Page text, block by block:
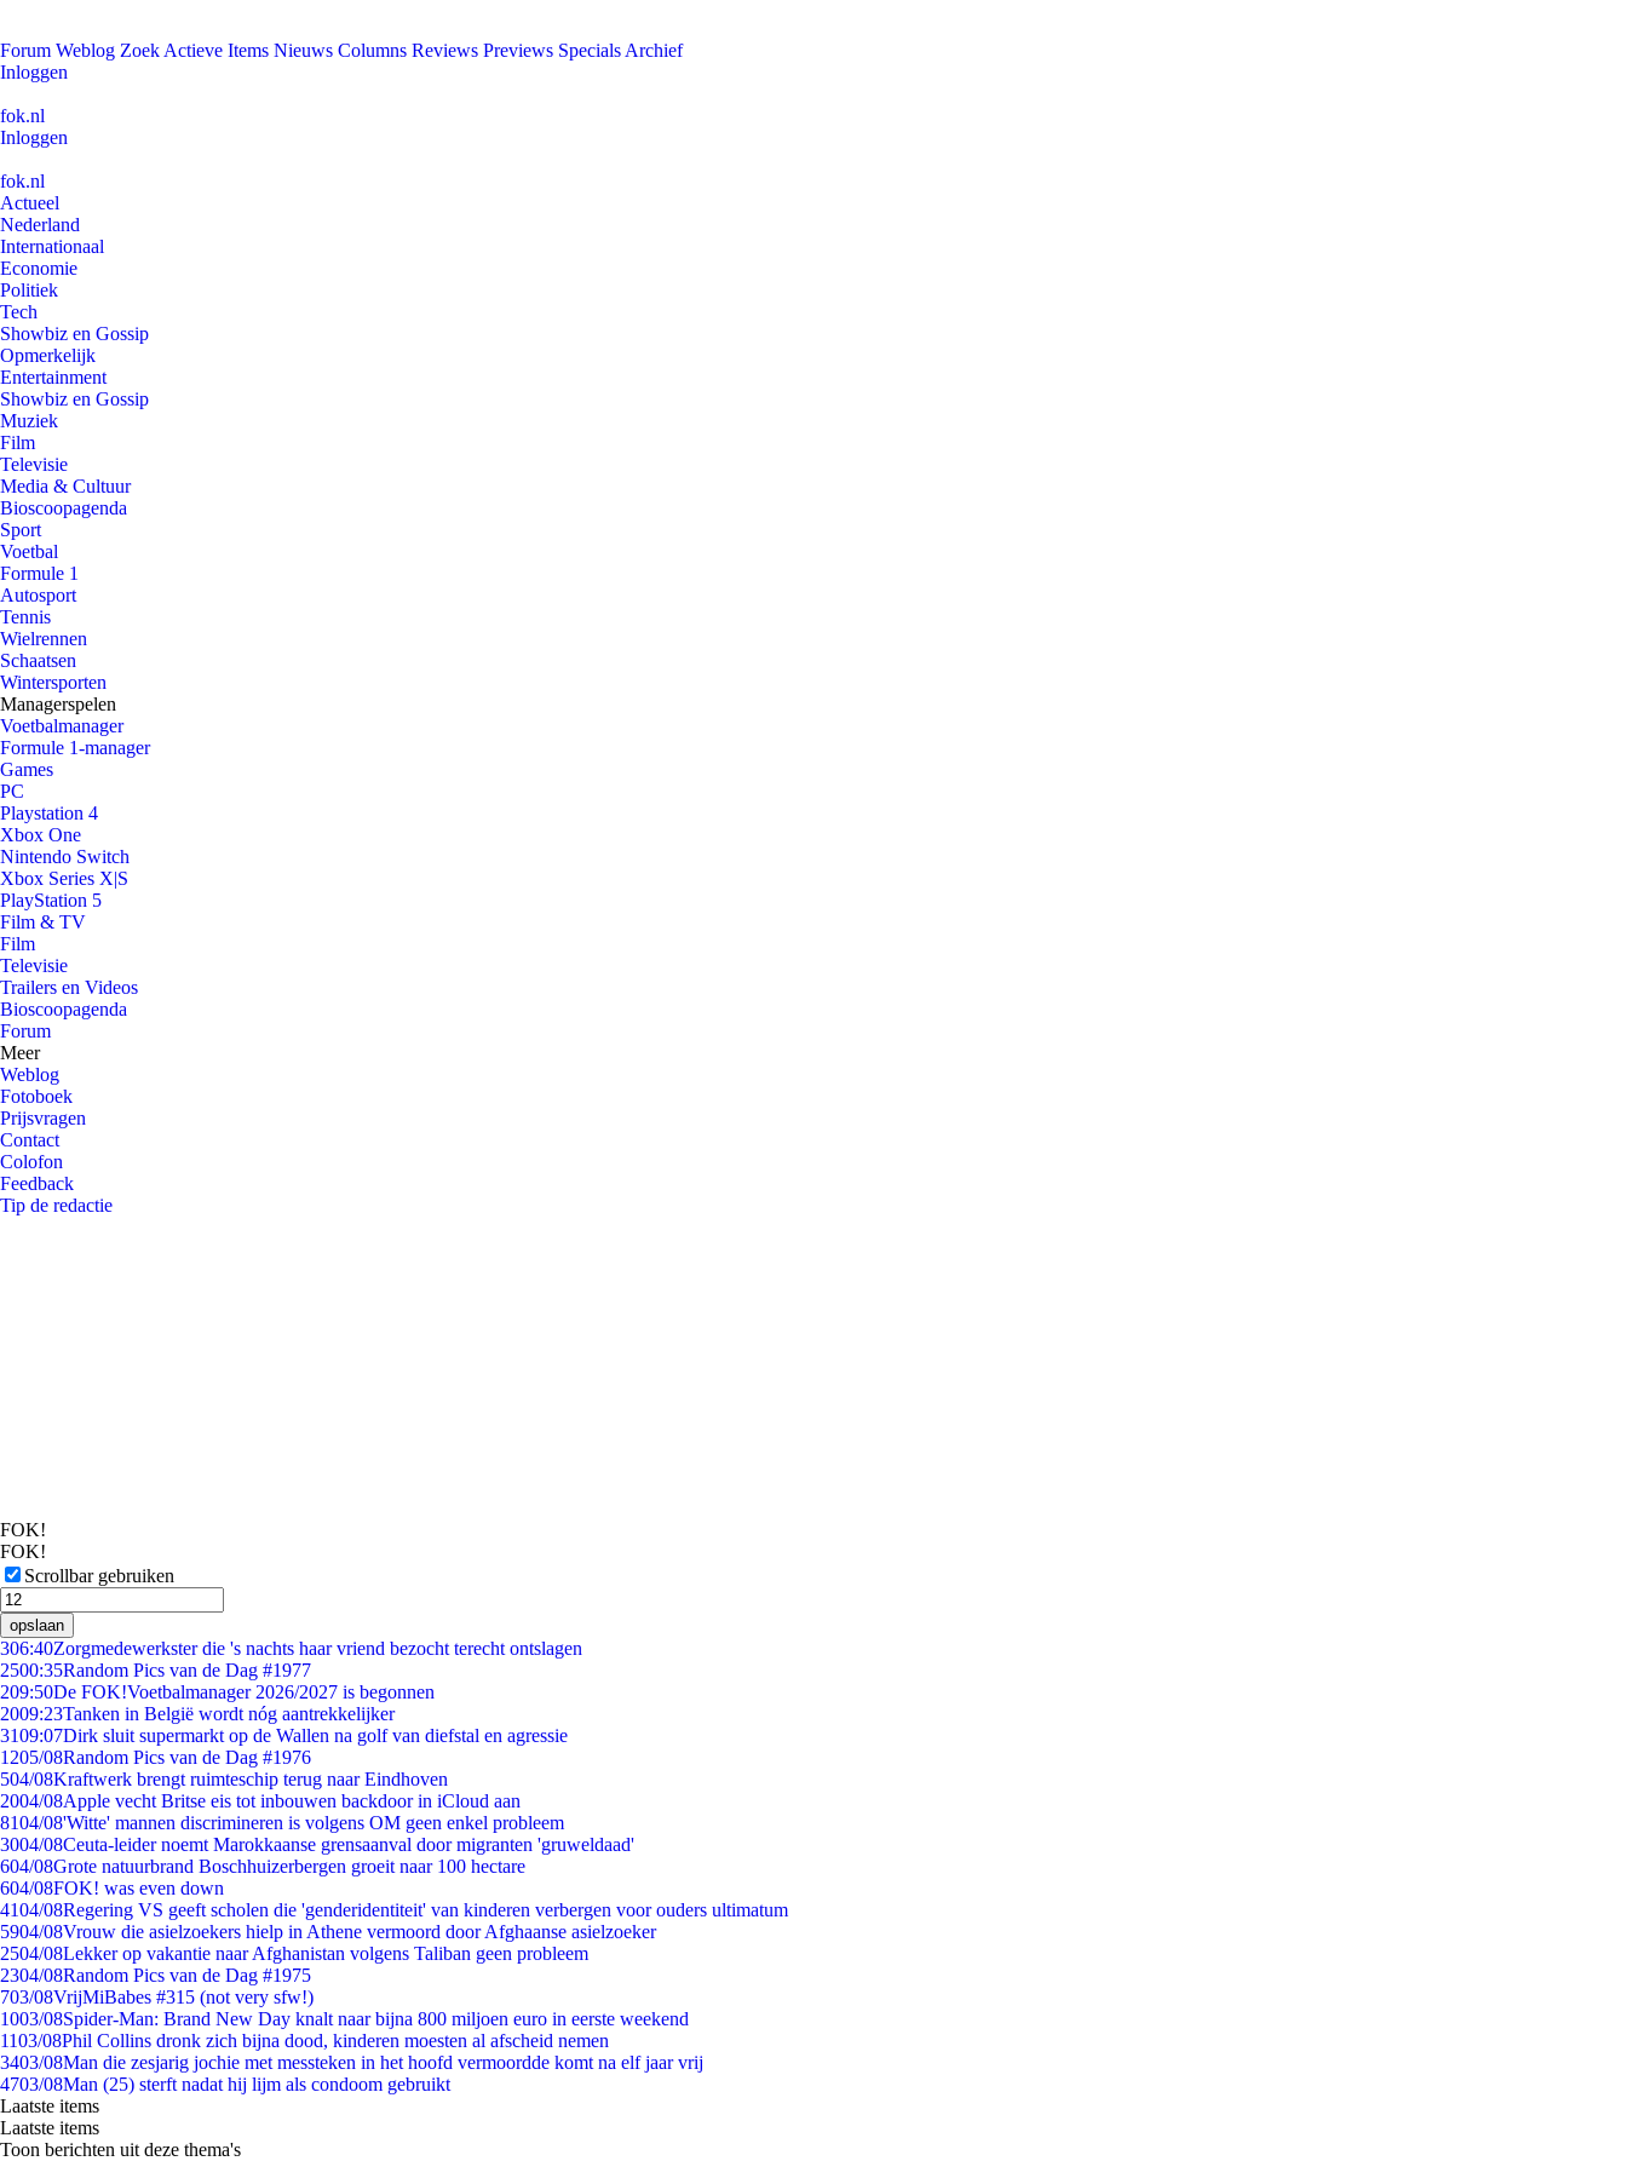
Forum Weblog Zoek Actieve Items Nieuws Columns Reviews Previews Specials Archief
Inloggen
fok.nl
Inloggen
fok.nl
Actueel
Nederland
Internationaal
Economie
Politiek
Tech
Showbiz en Gossip
Opmerkelijk
Entertainment
Showbiz en Gossip
Muziek
Film
Televisie
Media & Cultuur
Bioscoopagenda
Sport
Voetbal
Formule 1
Autosport
Tennis
Wielrennen
Schaatsen
Wintersporten
Managerspelen
Voetbalmanager
Formule 1-manager
Games
PC
Playstation 4
Xbox One
Nintendo Switch
Xbox Series X|S
PlayStation 5
Film & TV
Film
Televisie
Trailers en Videos
Bioscoopagenda
Forum
Meer
Weblog
Fotoboek
Prijsvragen
Contact
Colofon
Feedback
Tip de redactie
FOK!
FOK!
Scrollbar gebruiken
opslaan
306:40Zorgmedewerkster die 's nachts haar vriend bezocht terecht ontslagen
2500:35Random Pics van de Dag #1977
209:50De FOK!Voetbalmanager 2026/2027 is begonnen
2009:23Tanken in België wordt nóg aantrekkelijker
3109:07Dirk sluit supermarkt op de Wallen na golf van diefstal en agressie
1205/08Random Pics van de Dag #1976
504/08Kraftwerk brengt ruimteschip terug naar Eindhoven
2004/08Apple vecht Britse eis tot inbouwen backdoor in iCloud aan
8104/08'Witte' mannen discrimineren is volgens OM geen enkel probleem
3004/08Ceuta-leider noemt Marokkaanse grensaanval door migranten 'gruweldaad'
604/08Grote natuurbrand Boschhuizerbergen groeit naar 100 hectare
604/08FOK! was even down
4104/08Regering VS geeft scholen die 'genderidentiteit' van kinderen verbergen voor ouders ultimatum
5904/08Vrouw die asielzoekers hielp in Athene vermoord door Afghaanse asielzoeker
2504/08Lekker op vakantie naar Afghanistan volgens Taliban geen probleem
2304/08Random Pics van de Dag #1975
703/08VrijMiBabes #315 (not very sfw!)
1003/08Spider-Man: Brand New Day knalt naar bijna 800 miljoen euro in eerste weekend
1103/08Phil Collins dronk zich bijna dood, kinderen moesten al afscheid nemen
3403/08Man die zesjarig jochie met messteken in het hoofd vermoordde komt na elf jaar vrij
4703/08Man (25) sterft nadat hij lijm als condoom gebruikt
Laatste items
Laatste items
Toon berichten uit deze thema's